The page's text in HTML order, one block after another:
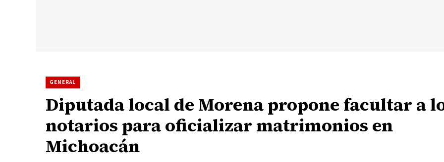
GENERAL
Diputada local de Morena propone facultar a
notarios para oficializar matrimonios en
Michoacán